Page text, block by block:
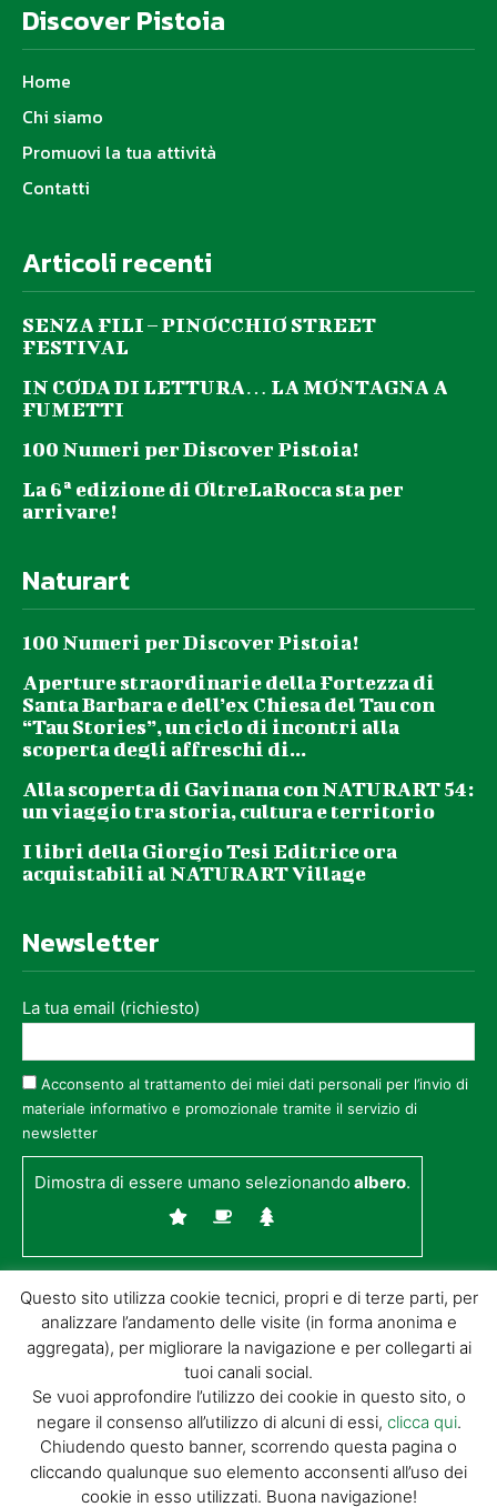
Discover Pistoia
Home
Chi siamo
Promuovi la tua attività
Contatti
Articoli recenti
SENZA FILI – PINOCCHIO STREET
FESTIVAL
IN CODA DI LETTURA… LA MONTAGNA A
FUMETTI
100 Numeri per Discover Pistoia!
La 6ª edizione di OltreLaRocca sta per
arrivare!
Naturart
100 Numeri per Discover Pistoia!
Aperture straordinarie della Fortezza di
Santa Barbara e dell’ex Chiesa del Tau con
“Tau Stories”, un ciclo di incontri alla
scoperta degli affreschi di...
Alla scoperta di Gavinana con NATURART 54:
un viaggio tra storia, cultura e territorio
I libri della Giorgio Tesi Editrice ora
acquistabili al NATURART Village
Newsletter
La tua email (richiesto)
Acconsento al trattamento dei miei dati personali per l’invio di
materiale informativo e promozionale tramite il servizio di
newsletter
Dimostra di essere umano selezionandoalbero.
© GIORGIO TESI EDITRICE S.R.L. | P.IVA
01732650476 | VIA DI BADIA 14 – 51100 LOC.
BOTTEGONE (PISTOIA) |POWERED BY
ALLYMIND
Questo sito utilizza cookie tecnici, propri e di terze parti, per
analizzare l’andamento delle visite (in forma anonima e
aggregata), per migliorare la navigazione e per collegarti ai
tuoi canali social.
Se vuoi approfondire l’utilizzo dei cookie in questo sito, o
negare il consenso all’utilizzo di alcuni di essi, clicca qui.
Chiudendo questo banner, scorrendo questa pagina o
cliccando qualunque suo elemento acconsenti all’uso dei
cookie in esso utilizzati. Buona navigazione!